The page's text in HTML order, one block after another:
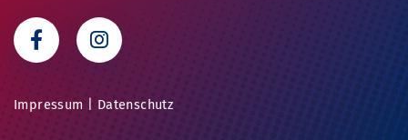
Impressum Datenschutz